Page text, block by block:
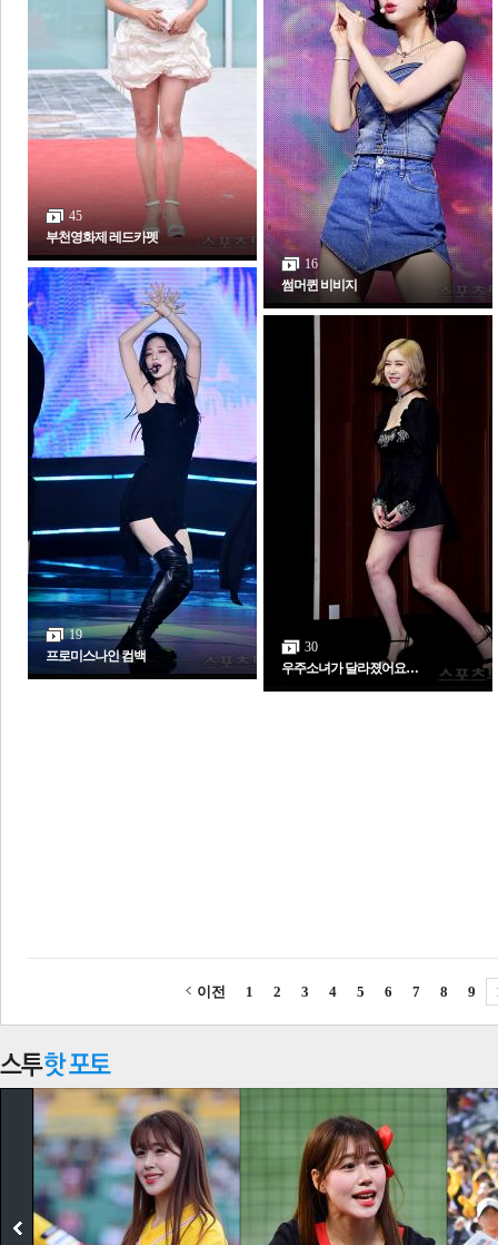
45
부천영화제 레드카펫
19
프로미스나인 컴백
16
썸머퀸 비비지
30
우주소녀가 달라졌어요…
이전 1 2 3 4 5 6 7 8 9